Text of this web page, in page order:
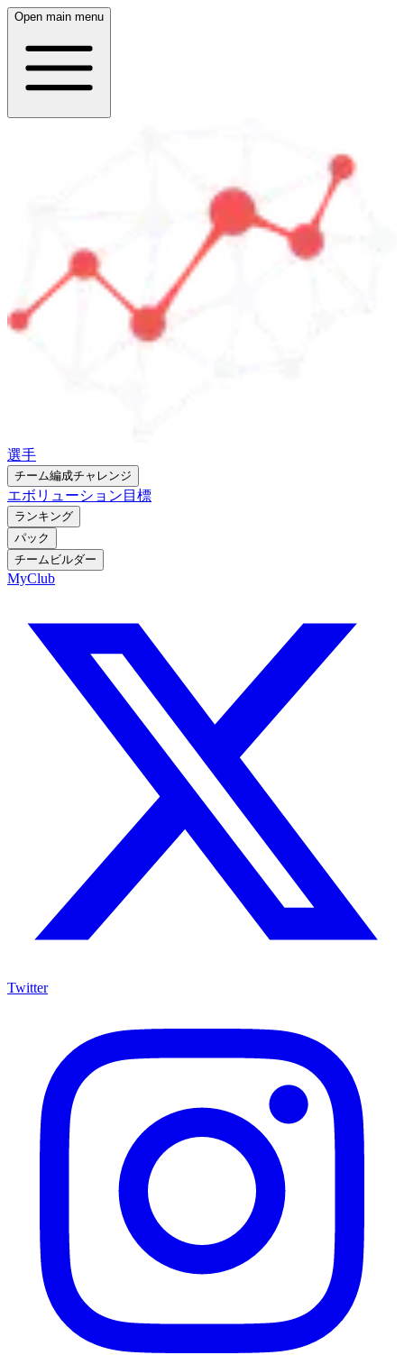
Open main menu
選手
チーム編成チャレンジ
エボリューション 目標
ランキング
パック
チームビルダー
MyClub
Twitter